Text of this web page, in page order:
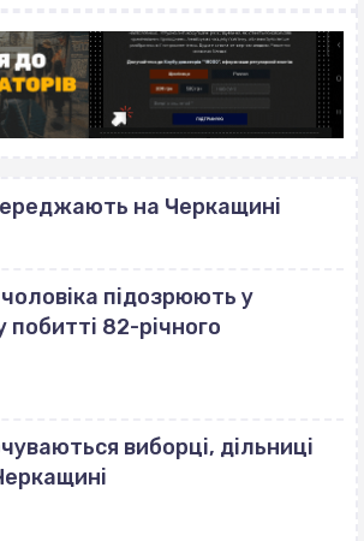
на Черкащині
підозрюють у
82-річного
виборці, дільниці